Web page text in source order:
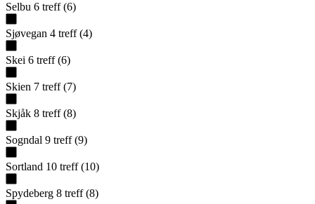
Selbu 6 treff (6)
Sjøvegan 4 treff (4)
Skei 6 treff (6)
Skien 7 treff (7)
Skjåk 8 treff (8)
Sogndal 9 treff (9)
Sortland 10 treff (10)
Spydeberg 8 treff (8)